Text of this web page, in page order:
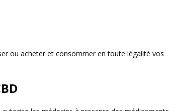
ou acheter et consommer en toute légalité vos